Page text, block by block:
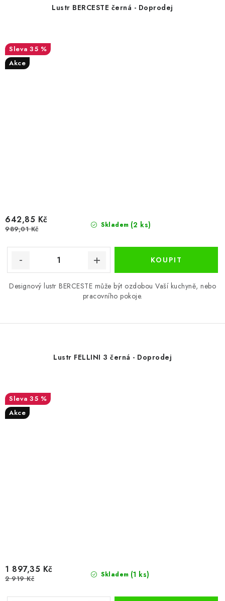
Lustr BERCESTE černá - Doprodej
35 %
Akce
Skladem (2 ks)
642,85 Kč
989,01 Kč
Designový lustr BERCESTE může být ozdobou Vaší kuchyně, nebo
pracovního pokoje.
Lustr FELLINI 3 černá - Doprodej
35 %
Akce
Skladem (1 ks)
1 897,35 Kč
2 919 Kč